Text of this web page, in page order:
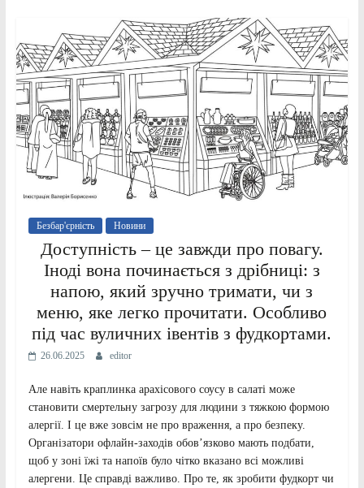
Безбар'єрність Новини
Доступність – це завжди про повагу.
Іноді вона починається з дрібниці: з
напою, який зручно тримати, чи з
меню, яке легко прочитати. Особливо
під час вуличних івентів з фудкортами.
26.06.2025 editor
Але навіть краплинка арахісового соусу в салаті може
становити смертельну загрозу для людини з тяжкою формою
алергії. І це вже зовсім не про враження, а про безпеку.
Організатори офлайн-заходів обов’язково мають подбати,
щоб у зоні їжі та напоїв було чітко вказано всі можливі
алергени. Це справді важливо. Про те, як зробити фудкорт чи